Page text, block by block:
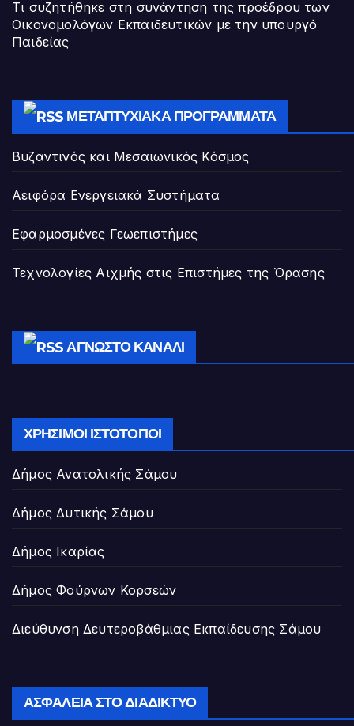
Τι συζητήθηκε στη συνάντηση της προέδρου των
Οικονομολόγων Εκπαιδευτικών με την υπουργό
Παιδείας
ΜΕΤΑΠΤΥΧΙΑΚΆ ΠΡΟΓΡΆΜΜΑΤΑ
Βυζαντινός και Μεσαιωνικός Κόσμος
Αειφόρα Ενεργειακά Συστήματα
Εφαρμοσμένες Γεωεπιστήμες
Τεχνολογίες Αιχμής στις Επιστήμες της Όρασης
ΆΓΝΩΣΤΟ ΚΑΝΆΛΙ
ΧΡΉΣΙΜΟΙ ΙΣΤΌΤΟΠΟΙ
Δήμος Ανατολικής Σάμου
Δήμος Δυτικής Σάμου
Δήμος Ικαρίας
Δήμος Φούρνων Κορσεών
Διεύθυνση Δευτεροβάθμιας Εκπαίδευσης Σάμου
ΑΣΦΆΛΕΙΑ ΣΤΟ ΔΙΑΔΊΚΤΥΟ